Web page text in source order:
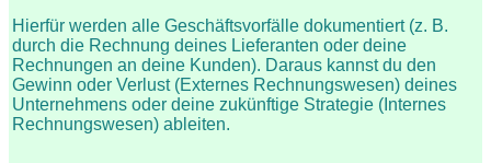
Hierfür werden alle Geschäftsvorfälle dokumentiert (z. B.
durch die Rechnung deines Lieferanten oder deine
Rechnungen an deine Kunden). Daraus kannst du den
Gewinn oder Verlust (Externes Rechnungswesen) deines
Unternehmens oder deine zukünftige Strategie (Internes
Rechnungswesen) ableiten.